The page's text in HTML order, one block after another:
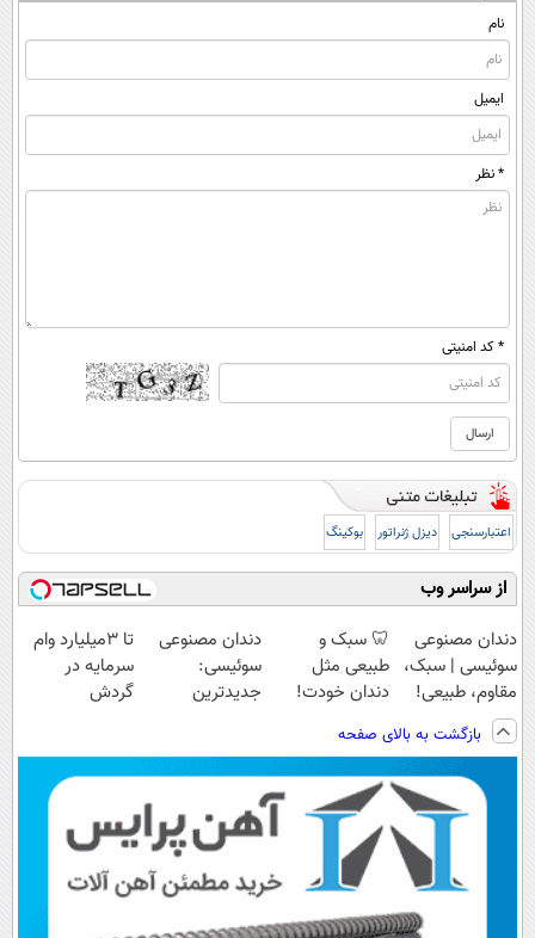
نام
ایمیل
* نظر
* کد امنیتی
اعتبارسنجی دیزل ژنراتور بوکینگ
از سراسر وب
دندان مصنوعی
سوئیسی | سبک،
مقاوم، طبیعی!
ویزیت
رایگان+پرداخت
اقساطی😍
🦷 سبک و
طبیعی مثل
دندان خودت!
پرداخت اقساطی
💳 📍 تهران
دندان مصنوعی
سوئیسی:
جدیدترین
پرداخت قسطی
تا 3میلیارد وام
سرمایه در
گردش
ثبت کن
بازگشت به بالای صفحه